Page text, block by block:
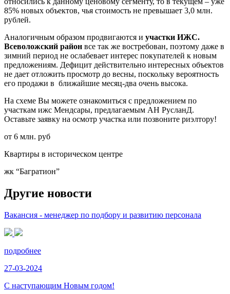
85% новых объектов, чья стоимость не превышает 3,0 млн.
рублей.
Аналогичным образом продвигаются и участки ИЖС.
Всеволожский район все так же востребован, поэтому даже в
зимний период не ослабевает интерес покупателей к новым
предложениям. Дефицит действительно интересных объектов
не дает отложить просмотр до весны, поскольку вероятность
его продажи в ближайшие месяц-два очень высока.
На схеме Вы можете ознакомиться с предложением по
участкам ижс Мендсары, предлагаемым АН РусланД.
Оставьте заявку на осмотр участка или позвоните риэлтору!
от 6 млн. руб
Квартиры в историческом центре
жк “Багратион”
Другие новости
Вакансия - менеджер по подбору и развитию персонала
подробнее
27-03-2024
С наступающим Новым годом!